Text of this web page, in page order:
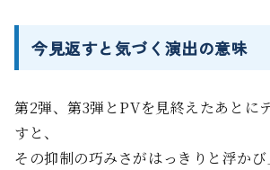
今見返すと気づく演出の意味
第2弾、第3弾とPVを見終えたあとに
すと、
その抑制の巧みさがはっきりと浮かび